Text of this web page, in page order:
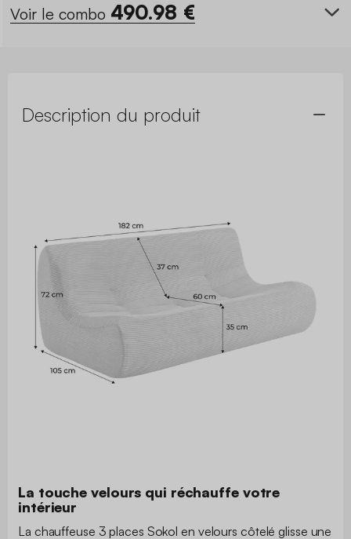
Voir le combo 490.98 €
Description du produit
La touche velours qui réchauffe votre
intérieur
La chauffeuse 3 places Sokol en velours côtelé glisse une